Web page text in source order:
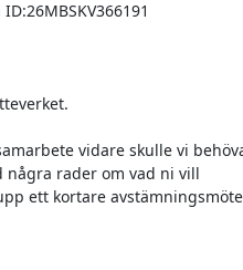
vidare skulle vi
rader om vad ni vill
ett kortare